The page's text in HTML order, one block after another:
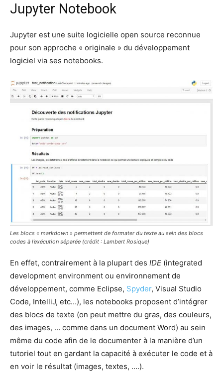
Jupyter Notebook
Jupyter est une suite logicielle open source reconnue
pour son approche « originale » du développement
logiciel via ses notebooks.
Les blocs « markdown » permettent de formater du texte au sein des blocs
codes à l’exécution séparée (crédit : Lambert Rosique)
En effet, contrairement à la plupart des IDE (integrated
development environment ou environnement de
développement, comme Eclipse, Spyder, Visual Studio
Code, IntelliJ, etc…), les notebooks proposent d’intégrer
des blocs de texte (on peut mettre du gras, des couleurs,
des images, … comme dans un document Word) au sein
même du code afin de le documenter à la manière d’un
tutoriel tout en gardant la capacité à exécuter le code et à
en voir le résultat (images, textes, ….).